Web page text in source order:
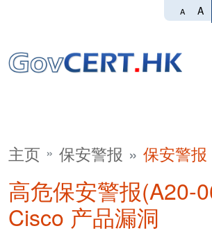
A A
主页 保安警报 保安警
高危保安警报(A20-
Cisco 产品漏洞